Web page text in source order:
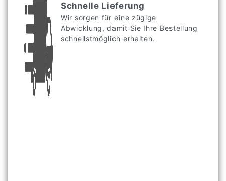
Schnelle Lieferung
Wir sorgen für eine zügige
Abwicklung, damit Sie Ihre Bestellung
schnellstmöglich erhalten.